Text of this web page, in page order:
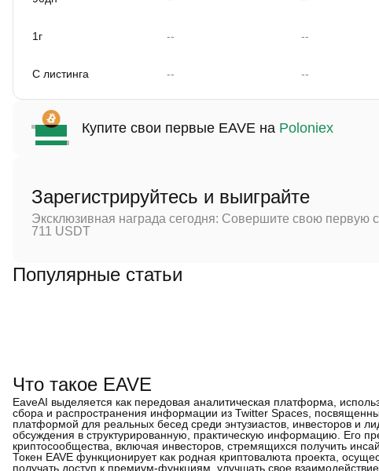
1г -- --
С листинга -- --
Купите свои первые EAVE на Poloniex
Зарегистрируйтесь и выиграйте
Эксклюзивная награда сегодня: Совершите свою первую
711 USDT
Популярные статьи
Что такое EAVE
EaveAI выделяется как передовая аналитическая платформа,
сбора и распространения информации из Twitter Spaces,
платформой для реальных бесед среди энтузиастов, инвесторов и
обсуждения в структурированную, практическую информацию. Его
криптосообщества, включая инвесторов, стремящихся получить
Токен EAVE функционирует как родная криптовалюта проекта,
получать доступ к премиум-функциям, улучшать свое